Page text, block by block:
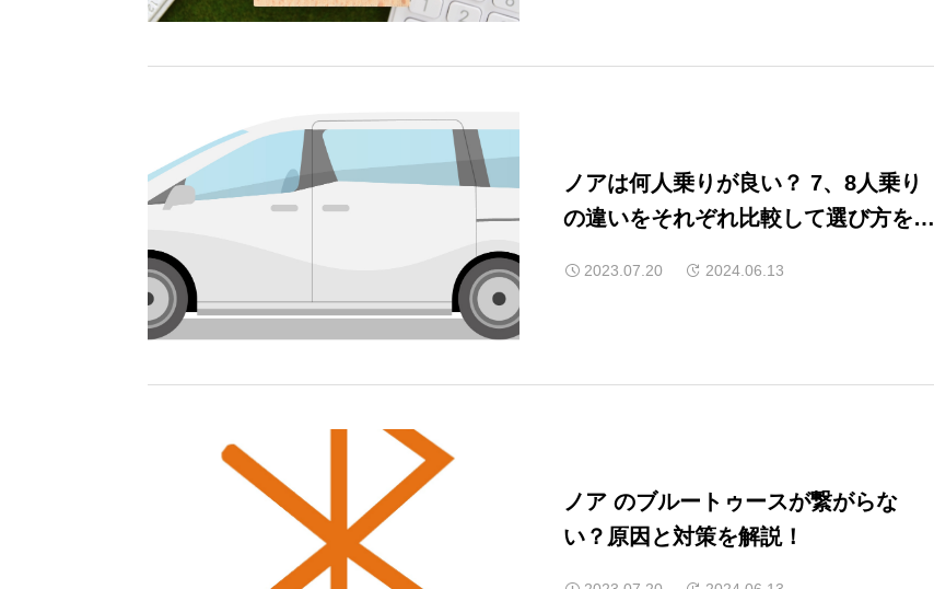
ノアは何人乗りが良い？ 7、8人乗り
の違いをそれぞれ比較して選び方を解
2023.07.20 2024.06.13
ノア のブルートゥースが繋がらな
い？原因と対策を解説！